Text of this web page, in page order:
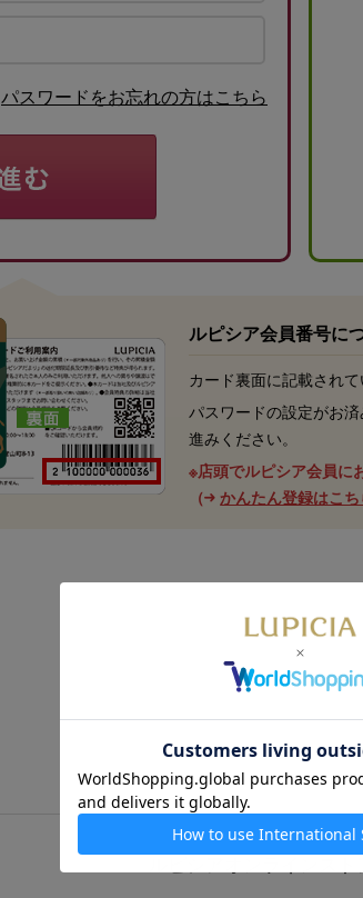
パスワードをお忘れの方はこちら
ルピシア会員番号に
カード裏面に記載され
パスワードの設定がお
進みください。
※店頭でルピシア会員に
（
かんたん登録はこち